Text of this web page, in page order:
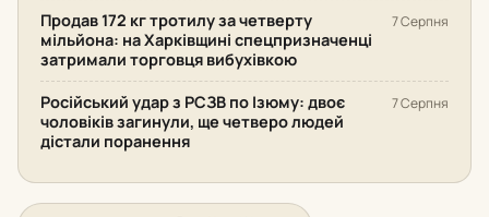
Продав 172 кг тротилу за четверту
мільйона: на Харківщині спецпризначенці
затримали торговця вибухівкою
7 Серпня
Російський удар з РСЗВ по Ізюму: двоє
чоловіків загинули, ще четверо людей
дістали поранення
7 Серпня